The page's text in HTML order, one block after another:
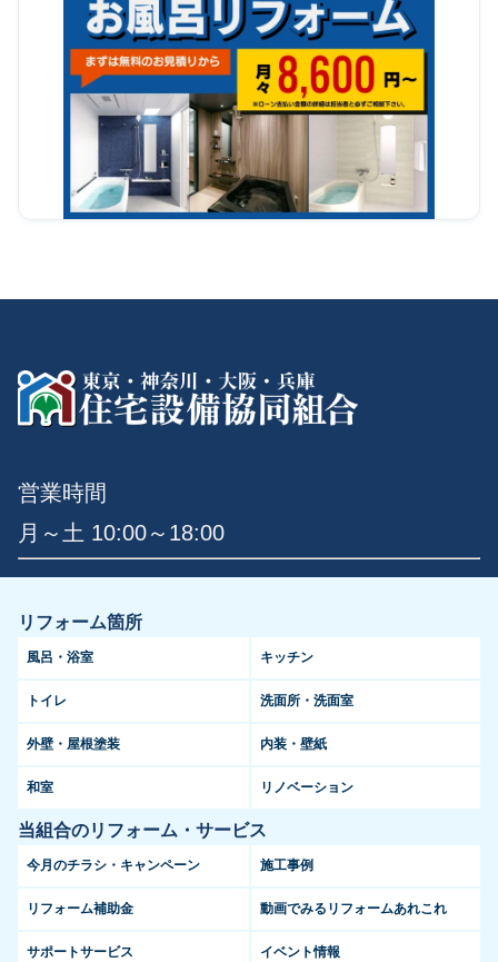
営業時間
月～土 10:00～18:00
リフォーム箇所
風呂・浴室 キッチン
トイレ 洗面所・洗面室
外壁・屋根塗装 内装・壁紙
和室 リノベーション
当組合のリフォーム・サービス
今月のチラシ・キャンペーン 施工事例
リフォーム補助金 動画でみるリフォームあれこれ
サポートサービス イベント情報